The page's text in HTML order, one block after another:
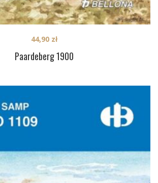
Paardeberg 1900
44,90 zł